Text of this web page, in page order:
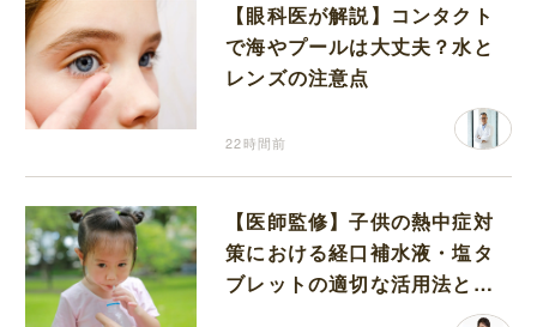
【眼科医が解説】コンタクト
で海やプールは大丈夫？水と
レンズの注意点
22時間前
【医師監修】子供の熱中症対
策における経口補水液・塩タ
ブレットの適切な活用法と水